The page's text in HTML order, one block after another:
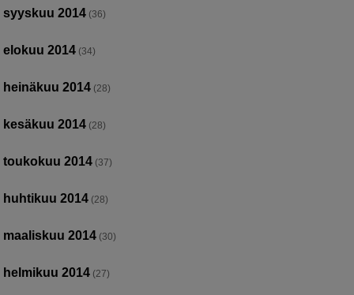
syyskuu 2014 (36)
elokuu 2014 (34)
heinäkuu 2014 (28)
kesäkuu 2014 (28)
toukokuu 2014 (37)
huhtikuu 2014 (28)
maaliskuu 2014 (30)
helmikuu 2014 (27)